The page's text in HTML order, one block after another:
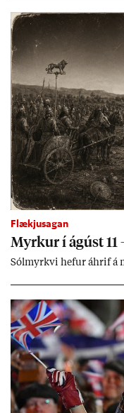
kerfi, en
Flækjusagan
Myrk­ur í ág­úst
Sól­myrkvi hef­ur áhrif á